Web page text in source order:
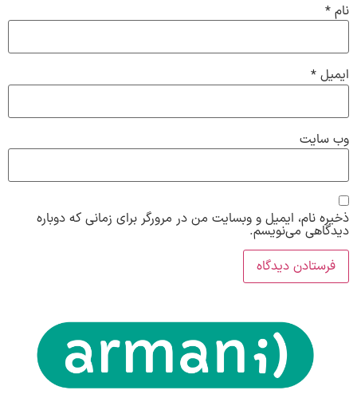
نام *
ایمیل *
وب‌ سایت
ذخیره نام، ایمیل و وبسایت من در مرورگر برای زمانی که دوباره
دیدگاهی می‌نویسم.